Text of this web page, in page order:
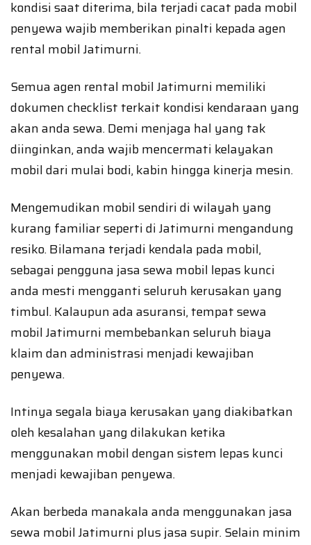
kondisi saat diterima, bila terjadi cacat pada mobil
penyewa wajib memberikan pinalti kepada agen
rental mobil Jatimurni.
Semua agen rental mobil Jatimurni memiliki
dokumen checklist terkait kondisi kendaraan yang
akan anda sewa. Demi menjaga hal yang tak
diinginkan, anda wajib mencermati kelayakan
mobil dari mulai bodi, kabin hingga kinerja mesin.
Mengemudikan mobil sendiri di wilayah yang
kurang familiar seperti di Jatimurni mengandung
resiko. Bilamana terjadi kendala pada mobil,
sebagai pengguna jasa sewa mobil lepas kunci
anda mesti mengganti seluruh kerusakan yang
timbul. Kalaupun ada asuransi, tempat sewa
mobil Jatimurni membebankan seluruh biaya
klaim dan administrasi menjadi kewajiban
penyewa.
Intinya segala biaya kerusakan yang diakibatkan
oleh kesalahan yang dilakukan ketika
menggunakan mobil dengan sistem lepas kunci
menjadi kewajiban penyewa.
Akan berbeda manakala anda menggunakan jasa
sewa mobil Jatimurni plus jasa supir. Selain minim